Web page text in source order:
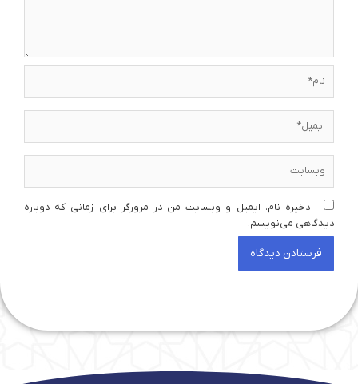
ذخیره نام، ایمیل و وبسایت من در مرورگر برای زمانی که دوباره
دیدگاهی می‌نویسم.